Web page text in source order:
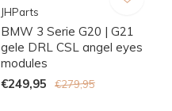
JHParts
BMW 3 Serie G20 | G21
gele DRL CSL angel eyes
modules
€249,95
€279,95